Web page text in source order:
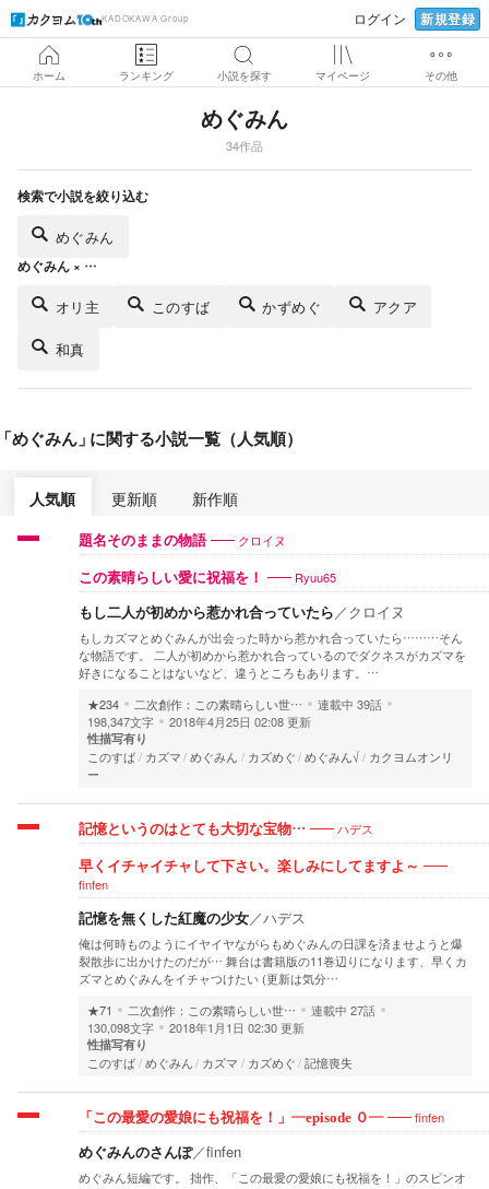
KADOKAWA Group ログイン 新規登録
ホーム ランキング 小説を探す マイページ その他
めぐみん
34作品
検索で小説を絞り込む
めぐみん
めぐみん × …
オリ主 このすば かずめぐ アクア
和真
めぐみん 」に関する小説一覧（人気順）
人気順 更新順 新作順
題名そのままの物語 クロイヌ
この素晴らしい愛に祝福を！ Ryuu65
もし二人が初めから惹かれ合っていたら／クロイヌ
もしカズマとめぐみんが出会った時から惹かれ合っていたら………そん
な物語です。 二人が初めから惹かれ合っているのでダクネスがカズマを
好きになることはないなど、違うところもあります。…
★234
二次創作：この素晴らしい世… 連載中 39話
198,347文字
2018年4月25日 02:08 更新
性描写有り
このすば カズマ めぐみん カズめぐ めぐみん√
カクヨムオンリ
ー
記憶というのはとても大切な宝物… ハデス
早くイチャイチャして下さい。楽しみにしてますよ～
finfen
記憶を無くした紅魔の少女／ハデス
俺は何時ものようにイヤイヤながらもめぐみんの日課を済ませようと爆
裂散歩に出かけたのだが… 舞台は書籍版の11巻辺りになります、早くカ
ズマとめぐみんをイチャつけたい (更新は気分…
★71
二次創作：この素晴らしい世… 連載中 27話
130,098文字
2018年1月1日 02:30 更新
性描写有り
このすば めぐみん カズマ カズめぐ 記憶喪失
「この最愛の愛娘にも祝福を！」―episode ０― finfen
めぐみんのさんぽ／finfen
めぐみん短編です。 拙作、「この最愛の愛娘にも祝福を！」のスピンオ